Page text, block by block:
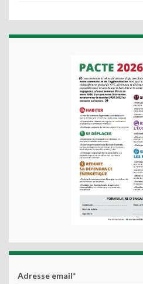
Adresse email*